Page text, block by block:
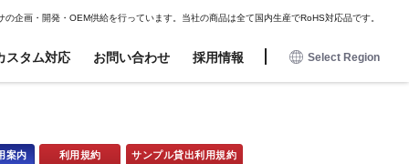
JAPANESE ENGLISH DE FR ES
の企画・開発・OEM供給を行っています。当社の商品は全て国内生産でRoHS対応品です。
スタム対応 お問い合わせ 採用情報 Select Region
近接センサ コネクタハーネス
近接センサ コネクタハーネス
案内 利用規約 サンプル貸出利用規約